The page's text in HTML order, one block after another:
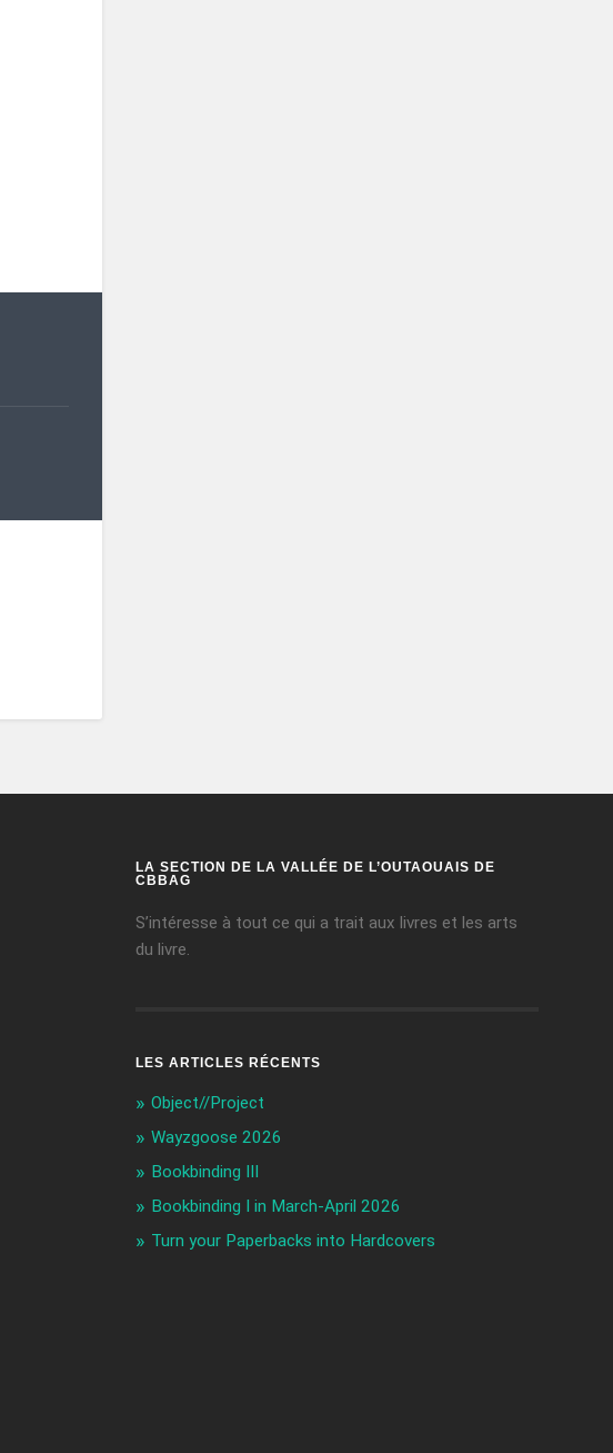
LA SECTION DE LA VALLÉE DE L’OUTAOUAIS DE
CBBAG
S’intéresse à tout ce qui a trait aux livres et les arts
du livre.
LES ARTICLES RÉCENTS
Object//Project
Wayzgoose 2026
Bookbinding III
Bookbinding I in March-April 2026
Turn your Paperbacks into Hardcovers